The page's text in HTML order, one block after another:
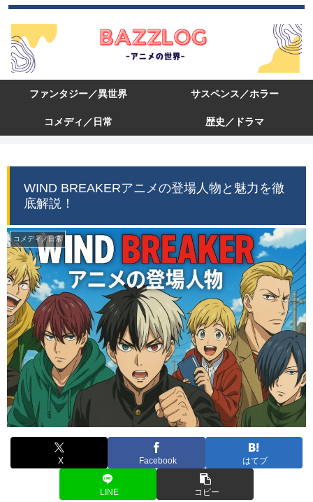
ファンタジー／異世界 サスペンス／ホラー
コメディ／日常 歴史／ドラマ
WIND BREAKERアニメの登場人物と魅力を徹
底解説！
コメディ／日常
X Facebook はてブ
LINE コピー